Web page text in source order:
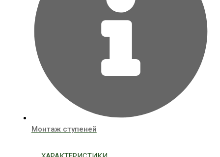
Монтаж ступеней